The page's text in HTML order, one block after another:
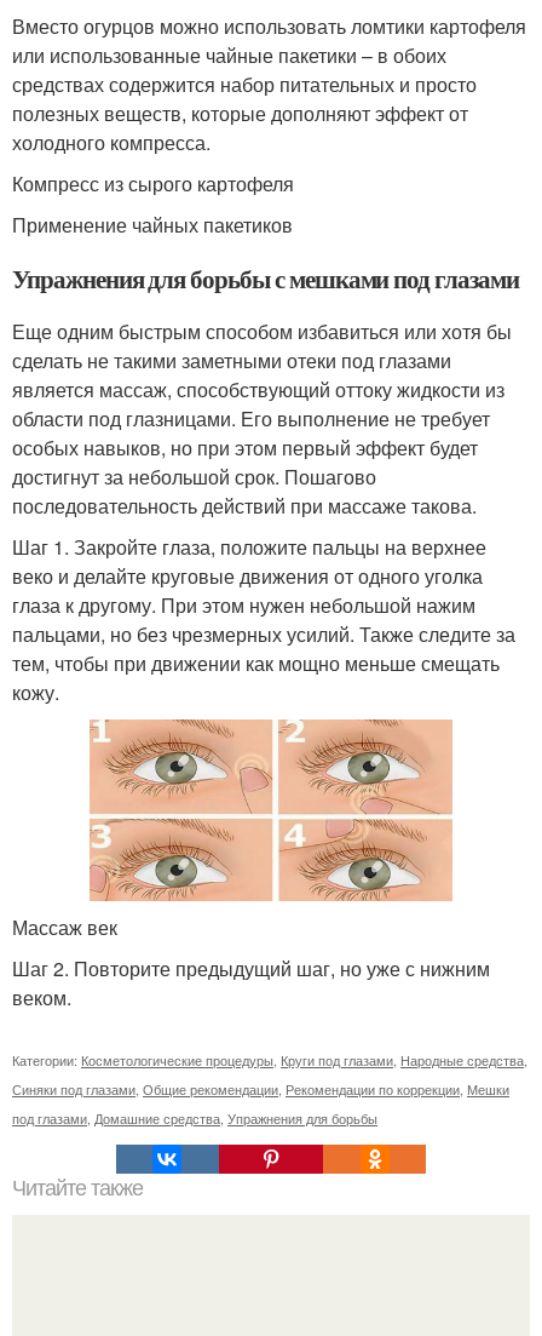
Вместо огурцов можно использовать ломтики картофеля
или использованные чайные пакетики – в обоих
средствах содержится набор питательных и просто
полезных веществ, которые дополняют эффект от
холодного компресса.
Компресс из сырого картофеля
Применение чайных пакетиков
Упражнения для борьбы с мешками под глазами
Еще одним быстрым способом избавиться или хотя бы
сделать не такими заметными отеки под глазами
является массаж, способствующий оттоку жидкости из
области под глазницами. Его выполнение не требует
особых навыков, но при этом первый эффект будет
достигнут за небольшой срок. Пошагово
последовательность действий при массаже такова.
Шаг 1. Закройте глаза, положите пальцы на верхнее
веко и делайте круговые движения от одного уголка
глаза к другому. При этом нужен небольшой нажим
пальцами, но без чрезмерных усилий. Также следите за
тем, чтобы при движении как мощно меньше смещать
кожу.
Массаж век
Шаг 2. Повторите предыдущий шаг, но уже с нижним
веком.
Категории: Косметологические процедуры Круги под глазами Народные средства
Синяки под глазами Общие рекомендации Рекомендации по коррекции Мешки
под глазами Домашние средства Упражнения для борьбы
Читайте также